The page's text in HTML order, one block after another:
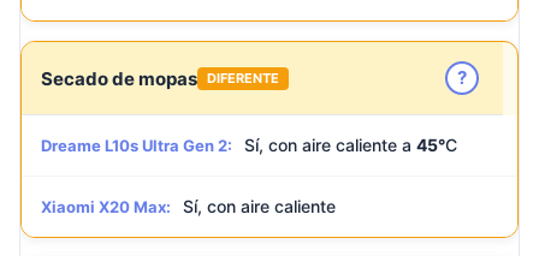
Secado de mopas DIFERENTE ?
Dreame L10s Ultra Gen 2: Sí, con aire caliente a 45°C
Xiaomi X20 Max: Sí, con aire caliente